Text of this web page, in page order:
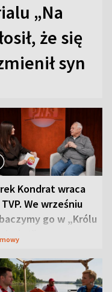
„Na
że się
syn
Kondrat wraca
We wrześniu
go w „Królu
I”